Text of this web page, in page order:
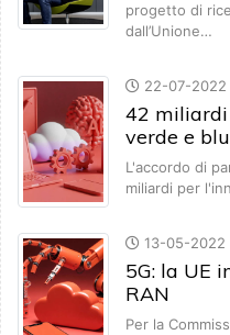
progetto di
dall’Unione…
22-07-2022
42
verde e blu
L'accordo di
miliardi per
13-05-2022
5G: la UE
RAN
Per la